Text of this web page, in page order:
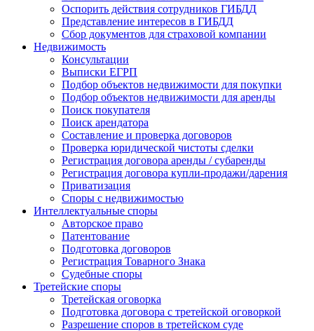
Оспорить действия сотрудников ГИБДД
Представление интересов в ГИБДД
Сбор документов для страховой компании
Недвижимость
Консультации
Выписки ЕГРП
Подбор объектов недвижимости для покупки
Подбор объектов недвижимости для аренды
Поиск покупателя
Поиск арендатора
Составление и проверка договоров
Проверка юридической чистоты сделки
Регистрация договора аренды / субаренды
Регистрация договора купли-продажи/дарения
Приватизация
Cпоры с недвижимостью
Интеллектуальные споры
Авторское право
Патентование
Подготовка договоров
Регистрация Товарного Знака
Судебные споры
Третейские споры
Третейская оговорка
Подготовка договора с третейской оговоркой
Разрешение споров в третейском суде